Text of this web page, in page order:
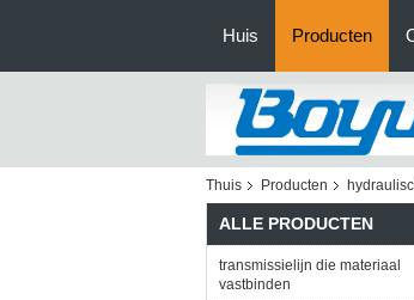
Huis Producten
Thuis Producten
ALLE PRODUCTEN
transmissielijn die materiaal
vastbinden